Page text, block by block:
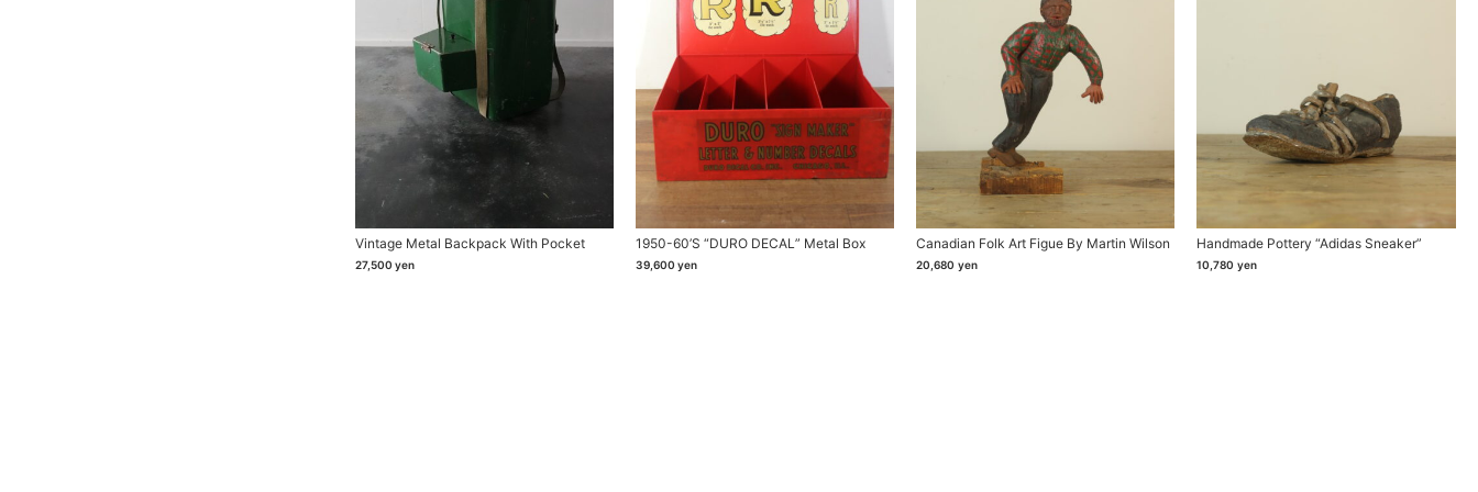
Vintage Metal Backpack With Pocket
27,500 yen
1950-60’s “DURO DECAL” Metal Box
39,600 yen
Canadian Folk Art Figue By Martin Wilson
20,680 yen
Handmade Pottery “adidas Sneaker”
10,780 yen